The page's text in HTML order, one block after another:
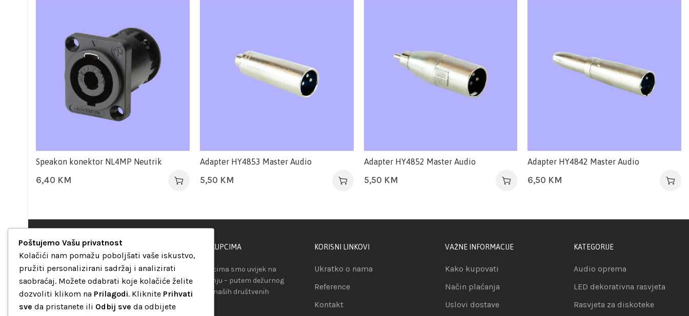
Speakon konektor NL4MP Neutrik
6,40 KM
Adapter HY4853 Master Audio
5,50 KM
Adapter HY4852 Master Audio
5,50 KM
Adapter HY4842 Master Audio
6,50 KM
“Set Up S” d.o.o.
Maršala Tita b.b.
Avaz Robot centar
75000 Tuzla
Bosna i Hercegovina
PODRŠKA KUPCIMA
Našim kupcima smo uvijek na
raspolaganju – putem dežurnog
telefona ili naših društvenih
KORISNI LINKOVI
Ukratko o nama
Reference
Kontakt
VAŽNE INFORMACIJE
Kako kupovati
Način plaćanja
Uslovi dostave
KATEGORIJE
Audio oprema
LED dekorativna rasvjeta
Rasvjeta za diskoteke
Poštujemo Vašu privatnost
Kolačići nam pomažu poboljšati vaše iskustvo,
pružiti personalizirani sadržaj i analizirati
saobraćaj. Možete odabrati koje kolačiće želite
dozvoliti klikom na Prilagodi. Kliknite Prihvati
sve da pristanete ili Odbij sve da odbijete